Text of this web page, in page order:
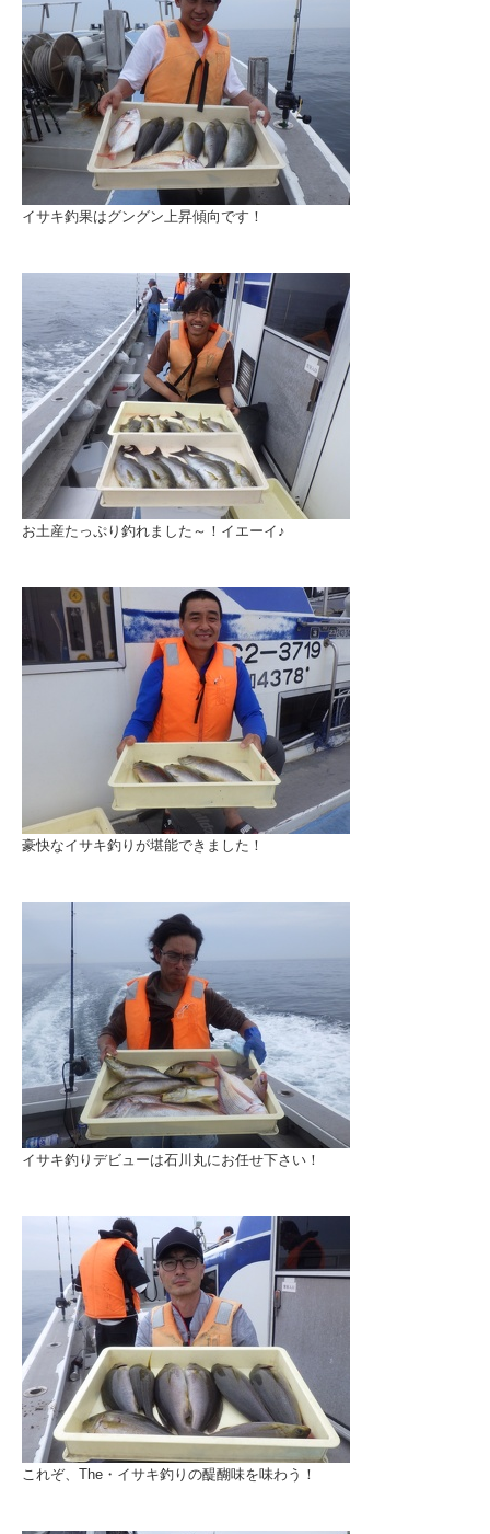
イサキ釣果はグングン上昇傾向です！
お土産たっぷり釣れました～！イエーイ♪
豪快なイサキ釣りが堪能できました！
イサキ釣りデビューは石川丸にお任せ下さい！
これぞ、The・イサキ釣りの醍醐味を味わう！